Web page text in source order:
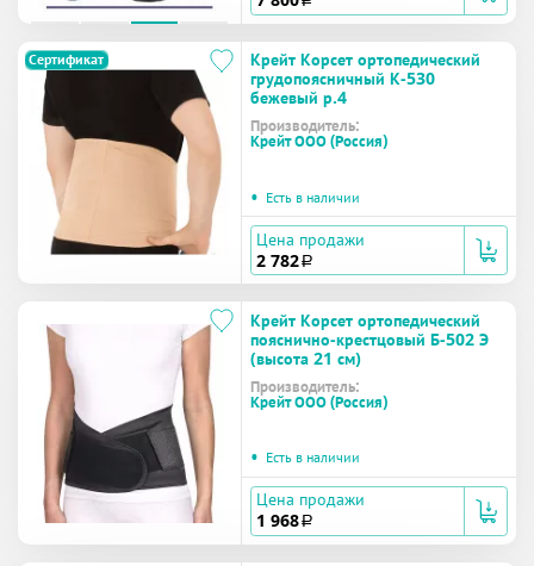
Сертификат
Крейт Корсет ортопедический
грудопоясничный К-530
бежевый р.4
Производитель:
Крейт ООО (Россия)
• Есть в наличии
Цена продажи
2 782 a
Крейт Корсет ортопедический
пояснично-крестцовый Б-502 Э
(высота 21 см)
Производитель:
Крейт ООО (Россия)
• Есть в наличии
Цена продажи
1 968 a